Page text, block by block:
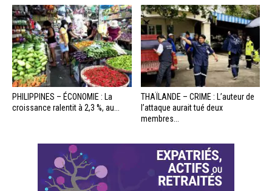
PHILIPPINES – ÉCONOMIE : La
croissance ralentit à 2,3 %, au...
THAÏLANDE – CRIME : L’auteur de
l’attaque aurait tué deux
membres...